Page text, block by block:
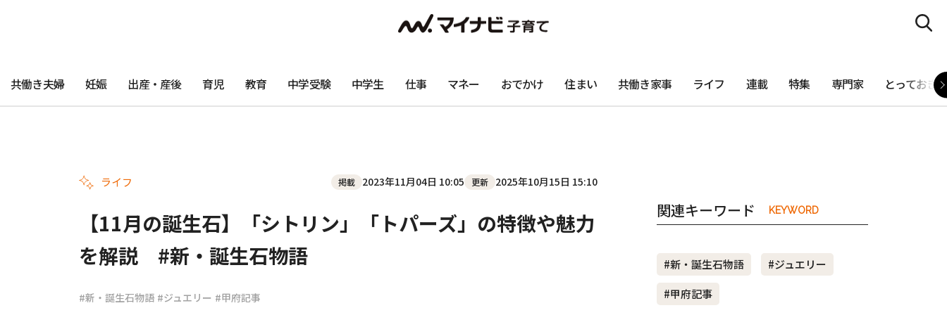
共働き夫婦 妊娠 出産・産後 育児 教育 中学受験 中学生 仕事 マネー おでかけ 住まい 共働き家事 ライフ 連載 特集 専門家 とっておき
ライフ 掲載 2023年11月04日 10:05 更新 2025年10月15日 15:10
【11月の誕生石】「シトリン」「トパーズ」の特徴や魅力
を解説 #新・誕生石物語
#新・誕生石物語 #ジュエリー #甲府記事
関連キーワード KEYWORD
#新・誕生石物語
#ジュエリー
#甲府記事